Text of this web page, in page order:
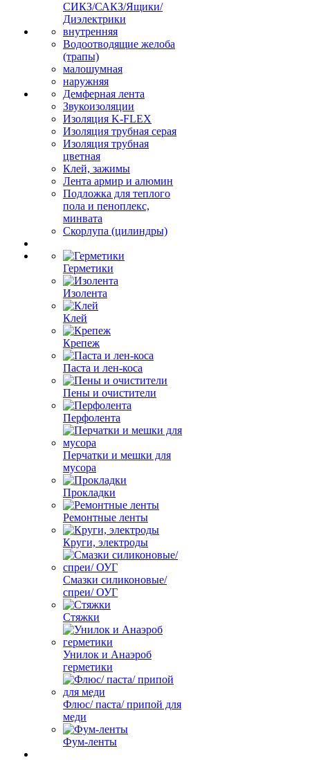
СИКЗ/САКЗ/Ящики/
Диэлектрики
внутренняя
Водоотводящие желоба
(трапы)
малошумная
наружняя
Демферная лента
Звукоизоляции
Изоляция K-FLEX
Изоляция трубная серая
Изоляция трубная
цветная
Клей, зажимы
Лента армир и алюмин
Подложка для теплого
пола и пеноплекс,
минвата
Скорлупа (цилиндры)
Герметики
Изолента
Клей
Крепеж
Паста и лен-коса
Пены и очистители
Перфолента
Перчатки и мешки для
мусора
Прокладки
Ремонтные ленты
Круги, электроды
Смазки силиконовые/
спреи/ ОУГ
Стяжки
Унилок и Анаэроб
герметики
Флюс/ паста/ припой для
меди
Фум-ленты